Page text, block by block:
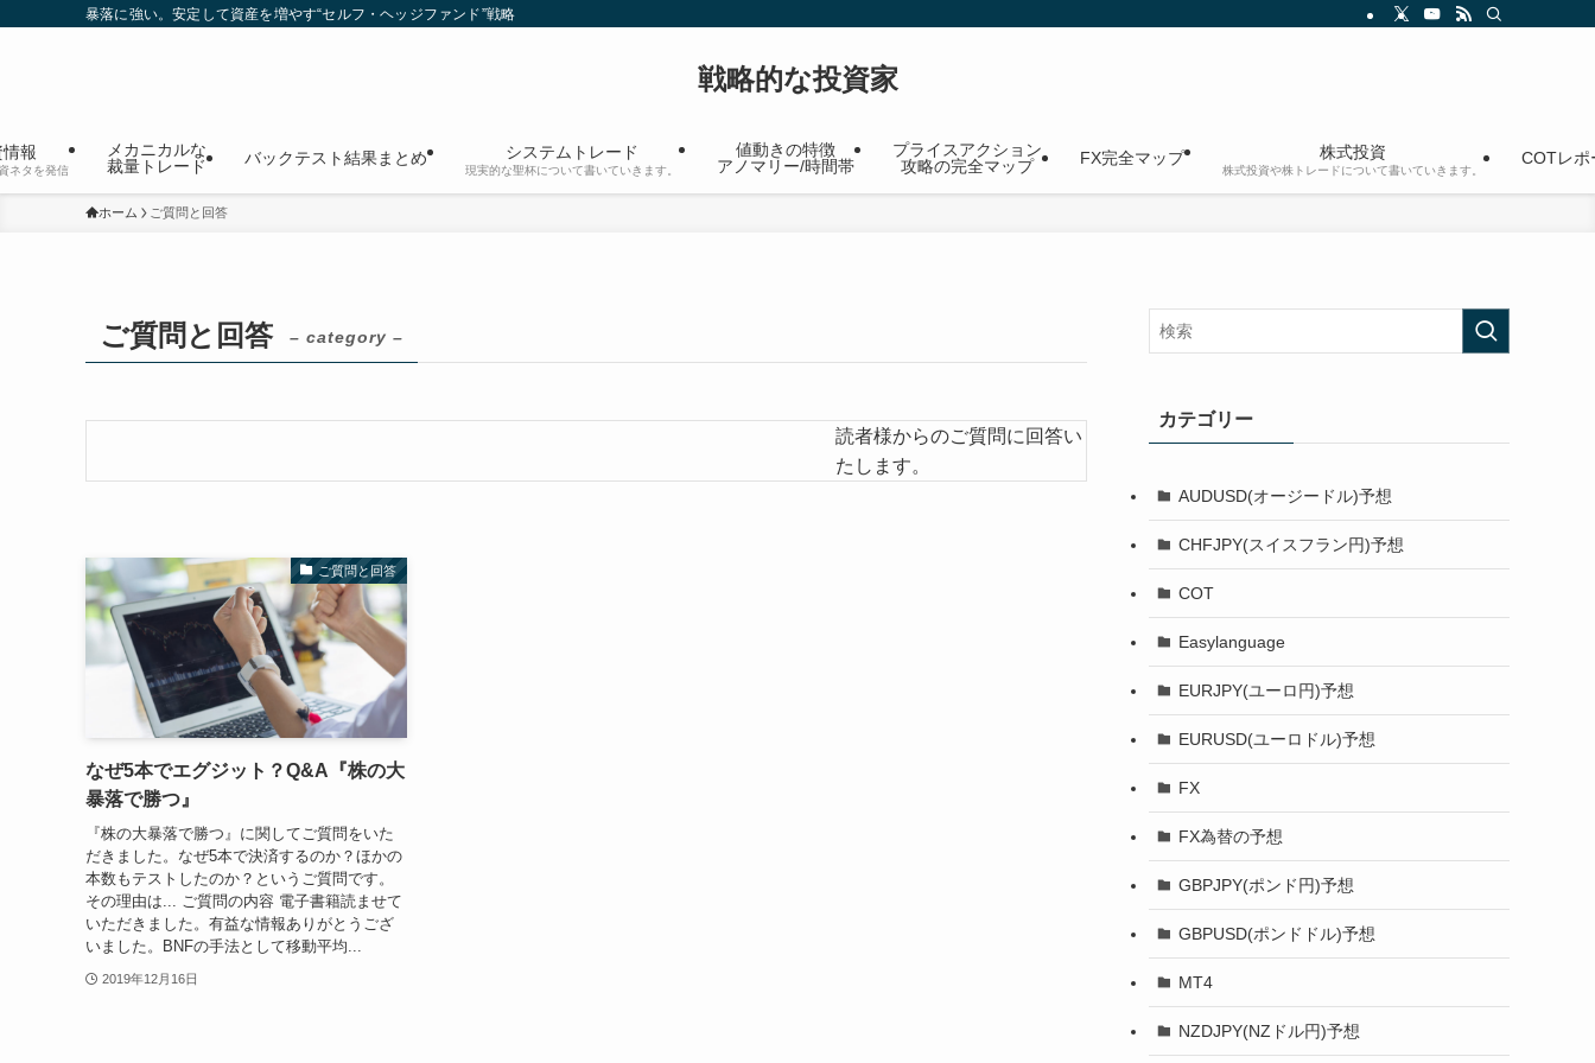
暴落に強い。安定して資産を増やす“セルフ・ヘッジファンド”戦略
戦略的な投資家
報
ネタを発信
メカニカルな
裁量トレード
バックテスト結果まとめ システムトレード
現実的な聖杯について書いていきます。
値動きの特徴
アノマリー/時間帯
プライスアクション
攻略の完全マップ
FX完全マップ 株式投資
株式投資や株トレードについて書いていきます。
COTレポ
ホーム ご質問と回答
ご質問と回答 – category –
読者様からのご質問に回答い
たします。
ご質問と回答
なぜ5本でエグジット？Q&A『株の大
暴落で勝つ』
『株の大暴落で勝つ』に関してご質問をいた
だきました。なぜ5本で決済するのか？ほかの
本数もテストしたのか？というご質問です。
その理由は... ご質問の内容 電子書籍読ませて
いただきました。有益な情報ありがとうござ
いました。BNFの手法として移動平均...
2019年12月16日
カテゴリー
AUDUSD(オージードル)予想
CHFJPY(スイスフラン円)予想
COT
Easylanguage
EURJPY(ユーロ円)予想
EURUSD(ユーロドル)予想
FX
FX為替の予想
GBPJPY(ポンド円)予想
GBPUSD(ポンドドル)予想
MT4
NZDJPY(NZドル円)予想